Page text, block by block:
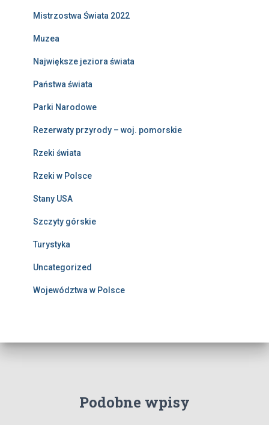
Mistrzostwa Świata 2022
Muzea
Największe jeziora świata
Państwa świata
Parki Narodowe
Rezerwaty przyrody – woj. pomorskie
Rzeki świata
Rzeki w Polsce
Stany USA
Szczyty górskie
Turystyka
Uncategorized
Województwa w Polsce
Podobne wpisy